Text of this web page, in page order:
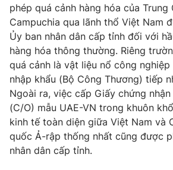
Photo
Video Shorts
VTV Money VTV
VTV Sức khoẻ Bất
Thị trường 24h Tấm
phép quá cảnh hàng hóa của Trung
Campuchia qua lãnh thổ Việt Nam
Ủy ban nhân dân cấp tỉnh đối với
hàng hóa thông thường. Riêng
quá cảnh là vật liệu nổ công
nhập khẩu (Bộ Công Thương) tiếp
Ngoài ra, việc cấp Giấy chứng
(C/O) mẫu UAE-VN trong khuôn
kinh tế toàn diện giữa Việt Nam và
quốc Ả-rập thống nhất cũng được
nhân dân cấp tỉnh.